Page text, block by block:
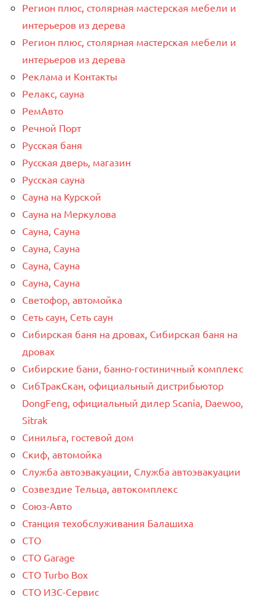
Регион плюс, столярная мастерская мебели и
интерьеров из дерева
Регион плюс, столярная мастерская мебели и
интерьеров из дерева
Реклама и Контакты
Релакс, сауна
РемАвто
Речной Порт
Русская баня
Русская дверь, магазин
Русская сауна
Сауна на Курской
Сауна на Меркулова
Сауна, Сауна
Сауна, Сауна
Сауна, Сауна
Сауна, Сауна
Светофор, автомойка
Сеть саун, Сеть саун
Сибирская баня на дровах, Сибирская баня на
дровах
Сибирские бани, банно-гостиничный комплекс
СибТракСкан, официальный дистрибьютор
DongFeng, официальный дилер Scania, Daewoo,
Sitrak
Синильга, гостевой дом
Скиф, автомойка
Служба автоэвакуации, Служба автоэвакуации
Созвездие Тельца, автокомплекс
Союз-Авто
Станция техобслуживания Балашиха
СТО
СТО Garage
СТО Turbo Box
СТО ИЗС-Сервис